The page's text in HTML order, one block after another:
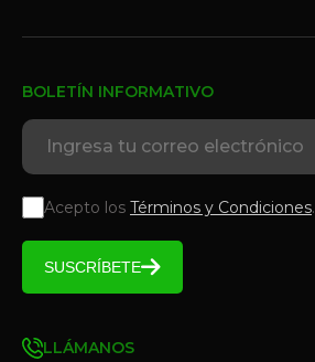
BOLETÍN INFORMATIVO
Acepto los Términos y Condiciones.
SUSCRÍBETE
LLÁMANOS